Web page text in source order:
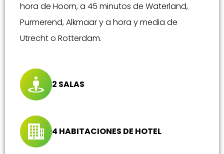
hora de Hoorn, a 45 minutos de Waterland,
Purmerend, Alkmaar y a hora y media de
Utrecht o Rotterdam.
2 SALAS
4 HABITACIONES DE HOTEL